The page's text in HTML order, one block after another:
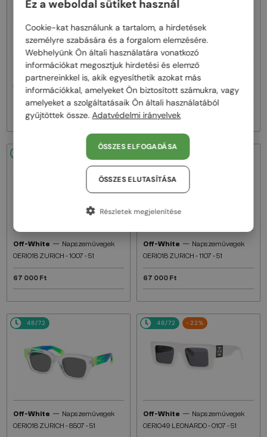
Off-White — Napszemüvegek
OERI017 NASSAU - 1107 - 51
76 000 Ft
Off-White — Napszemüvegek
OERI017 NASSAU - 8507 - 51
76 000 Ft
Off-White — Napszemüvegek
OERI018 ZURICH - 1007 - 51
67 000 Ft
Off-White — Napszemüvegek
OERI018 ZURICH - 1107 - 51
67 000 Ft
48/72
Off-White — Napszemüvegek
OERI018 ZURICH - 8507 - 51
48/72 -22%
Off-White — Napszemüvegek
OERI049 LEONARDO - 0107 - 51
Ez a weboldal sütiket használ
Cookie-kat használunk a tartalom, a hirdetések
személyre szabására és a forgalom elemzésére.
Webhelyünk Ön általi használatára vonatkozó
információkat megosztjuk hirdetési és elemző
partnereinkkel is, akik egyesíthetik azokat más
információkkal, amelyeket Ön biztosított számukra, vagy
amelyeket a szolgáltatásaik Ön általi használatából
gyűjtöttek össze. Adatvédelmi irányelvek
ÖSSZES ELFOGADÁSA
ÖSSZES ELUTASÍTÁSA
Részletek megjelenítése